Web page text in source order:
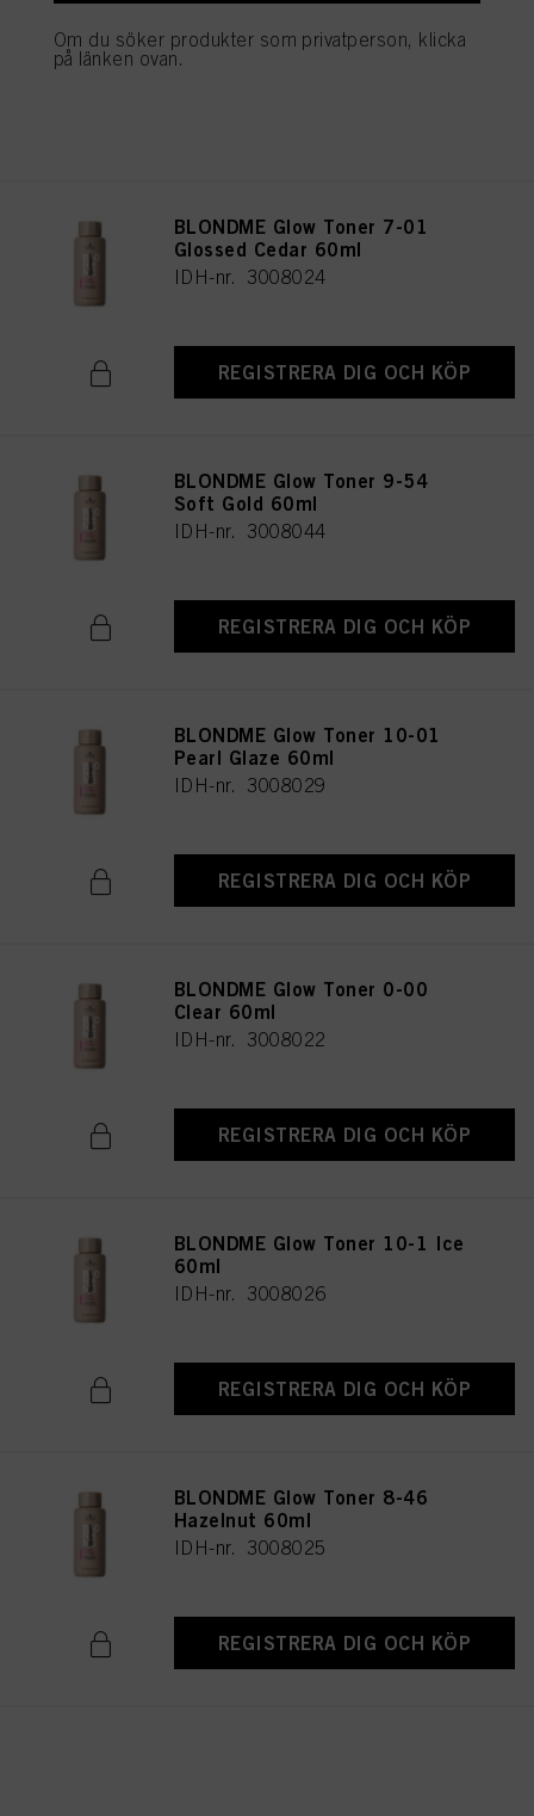
BLONDME Glow Toner 7-01
Glossed Cedar 60ml
IDH-nr. 3008024
REGISTRERA DIG OCH KÖP
BLONDME Glow Toner 9-54
Soft Gold 60ml
IDH-nr. 3008044
REGISTRERA DIG OCH KÖP
BLONDME Glow Toner 10-01
Pearl Glaze 60ml
IDH-nr. 3008029
REGISTRERA DIG OCH KÖP
BLONDME Glow Toner 0-00
Clear 60ml
IDH-nr. 3008022
REGISTRERA DIG OCH KÖP
BLONDME Glow Toner 10-1 Ice
60ml
IDH-nr. 3008026
REGISTRERA DIG OCH KÖP
BLONDME Glow Toner 8-46
Hazelnut 60ml
IDH-nr. 3008025
REGISTRERA DIG OCH KÖP
Om du söker produkter som privatperson, klicka
på länken ovan.